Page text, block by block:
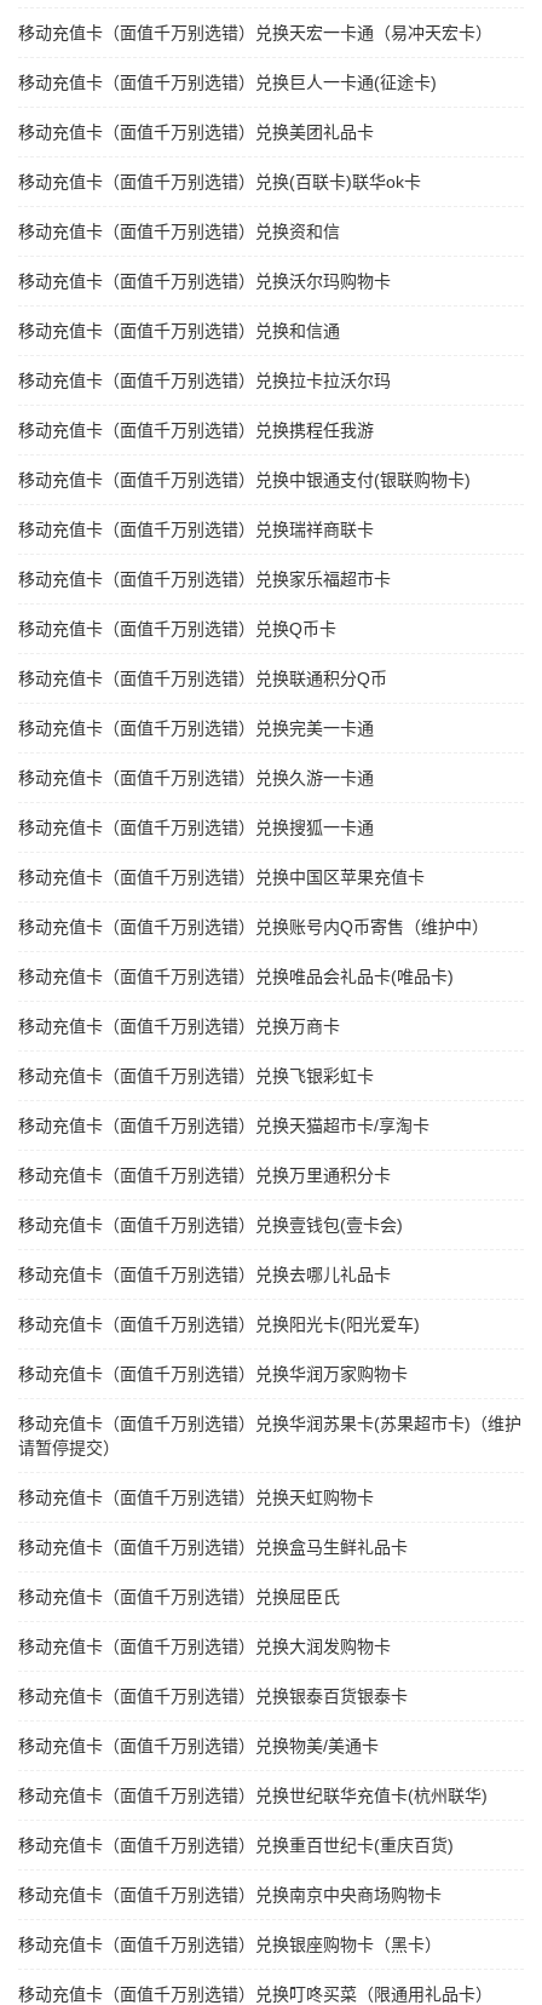
移动充值卡（面值千万别选错）兑换天宏一卡通（易冲天宏卡）
移动充值卡（面值千万别选错）兑换巨人一卡通(征途卡)
移动充值卡（面值千万别选错）兑换美团礼品卡
移动充值卡（面值千万别选错）兑换(百联卡)联华ok卡
移动充值卡（面值千万别选错）兑换资和信
移动充值卡（面值千万别选错）兑换沃尔玛购物卡
移动充值卡（面值千万别选错）兑换和信通
移动充值卡（面值千万别选错）兑换拉卡拉沃尔玛
移动充值卡（面值千万别选错）兑换携程任我游
移动充值卡（面值千万别选错）兑换中银通支付(银联购物卡)
移动充值卡（面值千万别选错）兑换瑞祥商联卡
移动充值卡（面值千万别选错）兑换家乐福超市卡
移动充值卡（面值千万别选错）兑换Q币卡
移动充值卡（面值千万别选错）兑换联通积分Q币
移动充值卡（面值千万别选错）兑换完美一卡通
移动充值卡（面值千万别选错）兑换久游一卡通
移动充值卡（面值千万别选错）兑换搜狐一卡通
移动充值卡（面值千万别选错）兑换中国区苹果充值卡
移动充值卡（面值千万别选错）兑换账号内Q币寄售（维护中）
移动充值卡（面值千万别选错）兑换唯品会礼品卡(唯品卡)
移动充值卡（面值千万别选错）兑换万商卡
移动充值卡（面值千万别选错）兑换飞银彩虹卡
移动充值卡（面值千万别选错）兑换天猫超市卡/享淘卡
移动充值卡（面值千万别选错）兑换万里通积分卡
移动充值卡（面值千万别选错）兑换壹钱包(壹卡会)
移动充值卡（面值千万别选错）兑换去哪儿礼品卡
移动充值卡（面值千万别选错）兑换阳光卡(阳光爱车)
移动充值卡（面值千万别选错）兑换华润万家购物卡
移动充值卡（面值千万别选错）兑换华润苏果卡(苏果超市卡)（维护
请暂停提交）
移动充值卡（面值千万别选错）兑换天虹购物卡
移动充值卡（面值千万别选错）兑换盒马生鲜礼品卡
移动充值卡（面值千万别选错）兑换屈臣氏
移动充值卡（面值千万别选错）兑换大润发购物卡
移动充值卡（面值千万别选错）兑换银泰百货银泰卡
移动充值卡（面值千万别选错）兑换物美/美通卡
移动充值卡（面值千万别选错）兑换世纪联华充值卡(杭州联华)
移动充值卡（面值千万别选错）兑换重百世纪卡(重庆百货)
移动充值卡（面值千万别选错）兑换南京中央商场购物卡
移动充值卡（面值千万别选错）兑换银座购物卡（黑卡）
移动充值卡（面值千万别选错）兑换叮咚买菜（限通用礼品卡）